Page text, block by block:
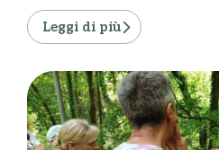
Leggi di più